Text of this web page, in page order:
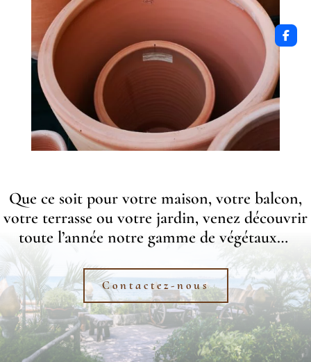
Que ce soit pour votre maison, votre balcon,
votre terrasse ou votre jardin, venez découvrir
toute l’année notre gamme de végétaux…
Contactez-nous